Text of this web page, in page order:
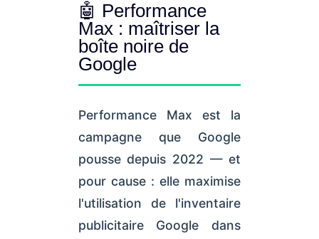
🤖 Performance
Max : maîtriser la
boîte noire de
Google
Performance Max est la
campagne que Google
pousse depuis 2022 — et
pour cause : elle maximise
l'utilisation de l'inventaire
publicitaire Google dans